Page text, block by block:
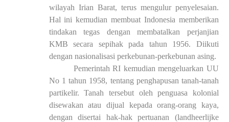
wilayah Irian Barat, terus mengulur penyelesaian.
Hal ini kemudian membuat Indonesia memberikan
tindakan tegas dengan membatalkan perjanjian
KMB secara sepihak pada tahun 1956. Diikuti
dengan nasionalisasi perkebunan-perkebunan asing.
Pemerintah RI kemudian mengeluarkan UU
No 1 tahun 1958, tentang penghapusan tanah-tanah
partikelir. Tanah tersebut oleh penguasa kolonial
disewakan atau dijual kepada orang-orang kaya,
dengan disertai hak-hak pertuanan (landheerlijke